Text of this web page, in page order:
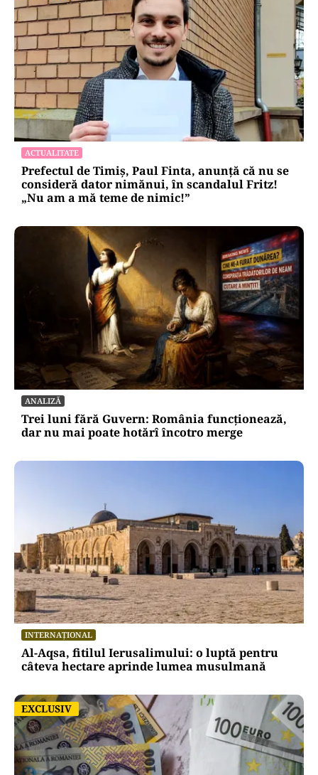
ACTUALITATE
Prefectul de Timiș, Paul Finta, anunță că nu se
consideră dator nimănui, în scandalul Fritz!
„Nu am a mă teme de nimic!”
ANALIZĂ
Trei luni fără Guvern: România funcționează,
dar nu mai poate hotărî încotro merge
INTERNAȚIONAL
Al-Aqsa, fitilul Ierusalimului: o luptă pentru
câteva hectare aprinde lumea musulmană
EXCLUSIV
EXCLUSIV